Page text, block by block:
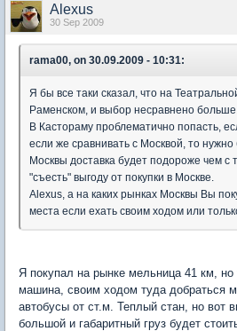
Alexus
30 Sep 2009
rama00, on 30.09.2009 - 10:31:
Я бы все таки сказал, что на
Раменском, и выбор несравнено больше.
В Кастораму проблематично попасть,
если же сравнивать с Москвой, то нужно
Москвы доставка будет подороже чем с
"съесть" выгоду от покупки в Москве.
Alexus, а на каких рынках Москвы Вы
места если ехать своим ходом или
Я покупал на рынке мельница 41 км,
машина, своим ходом туда добраться
автобусы от ст.м. Теплый стан, но вот
большой и габаритный груз будет